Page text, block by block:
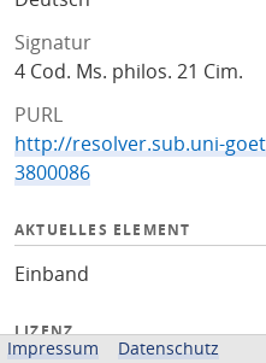
Signatur
4 Cod. Ms. philos. 21 Cim.
PURL
http://resolver.sub.uni-
3800086
AKTUELLES ELEMENT
Einband
LIZENZ
Impressum Datenschutz